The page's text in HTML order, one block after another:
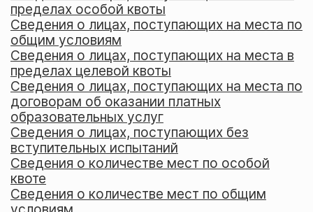
пределах особой квоты
Сведения о лицах, поступающих на места по
общим условиям
Сведения о лицах, поступающих на места в
пределах целевой квоты
Сведения о лицах, поступающих на места по
договорам об оказании платных
образовательных услуг
Сведения о лицах, поступающих без
вступительных испытаний
Сведения о количестве мест по особой
квоте
Сведения о количестве мест по общим